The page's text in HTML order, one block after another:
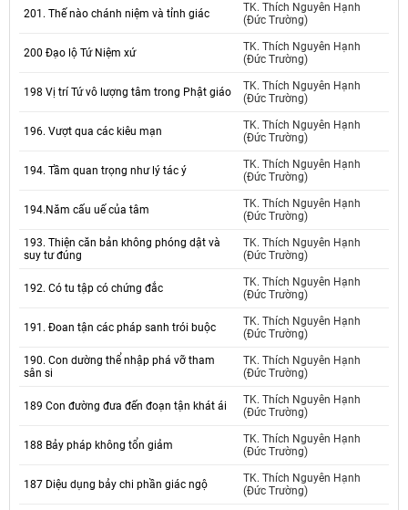
201. Thế nào chánh niệm và tỉnh giác
TK. Thích Nguyên Hạnh
(Đức Trường)
200 Đạo lộ Tứ Niệm xứ
TK. Thích Nguyên Hạnh
(Đức Trường)
198 Vị trí Tứ vô lượng tâm trong Phật giáo
TK. Thích Nguyên Hạnh
(Đức Trường)
196. Vượt qua các kiêu mạn
TK. Thích Nguyên Hạnh
(Đức Trường)
194. Tầm quan trọng như lý tác ý
TK. Thích Nguyên Hạnh
(Đức Trường)
194.Năm cấu uế của tâm
TK. Thích Nguyên Hạnh
(Đức Trường)
193. Thiện căn bản không phóng dật và
suy tư đúng
TK. Thích Nguyên Hạnh
(Đức Trường)
192. Có tu tập có chứng đắc
TK. Thích Nguyên Hạnh
(Đức Trường)
191. Đoan tận các pháp sanh trói buộc
TK. Thích Nguyên Hạnh
(Đức Trường)
190. Con dường thể nhập phá vỡ tham
sân si
TK. Thích Nguyên Hạnh
(Đức Trường)
189 Con đường đưa đến đoạn tận khát ái
TK. Thích Nguyên Hạnh
(Đức Trường)
188 Bảy pháp không tổn giảm
TK. Thích Nguyên Hạnh
(Đức Trường)
187 Diệu dụng bảy chi phần giác ngộ
TK. Thích Nguyên Hạnh
(Đức Trường)